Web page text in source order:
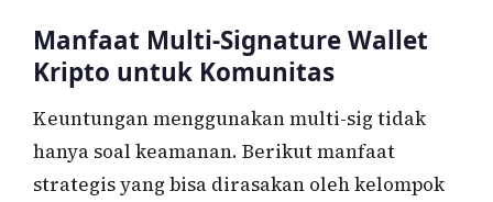
Manfaat Multi-Signature Wallet
Kripto untuk Komunitas
Keuntungan menggunakan multi-sig tidak
hanya soal keamanan. Berikut manfaat
strategis yang bisa dirasakan oleh kelompok